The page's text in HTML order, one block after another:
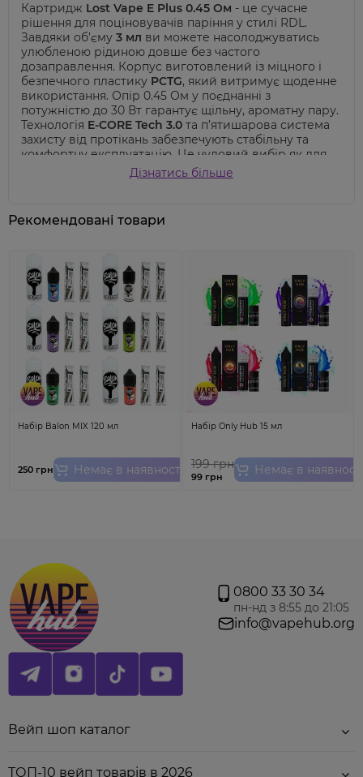
Картридж Lost Vape E Plus 0.45 Ом - це сучасне
рішення для поціновувачів паріння у стилі RDL.
Завдяки об’єму 3 мл ви можете насолоджуватись
улюбленою рідиною довше без частого
дозаправлення. Корпус виготовлений із міцного і
безпечного пластику PCTG, який витримує щоденне
використання. Опір 0.45 Ом у поєднанні з
потужністю до 30 Вт гарантує щільну, ароматну пару.
Технологія E-CORE Tech 3.0 та п’ятишарова система
захисту від протікань забезпечують стабільну та
комфортну експлуатацію. Це чудовий вибір як для
новачків, так і для досвідчених вейперів.
Завдяки зручній боковій заправцічерез
спеціальний отвір та надійному магнітному
кріпленню, картриджі легко встановлюються й
утримуються у пристрої без зайвих зусиль.
Оснащені сітчастим випаровувачем із опором
баланс між насиченим смаком і густою парою.
які залишають приємне післясмакове враження.
Характеристика:
Опір випаровувача:0,45 Ом;
Тип нагрівального елементу:
Об’єм:
3,0 мл;
Матеріал:пластик;
Кріплення:магнітне;
Дізнатись більше
Рекомендовані товари
Набір Balon MIX 120 мл
250 грн Немає в наявності
Набір Only Hub 15 мл
199 грн
99 грн Немає в
0800 33 30 34
пн-нд з 8:55 до 21:05
info@vapehub.org
Вейп шоп каталог
ТОП-10 вейп товарів в 2026